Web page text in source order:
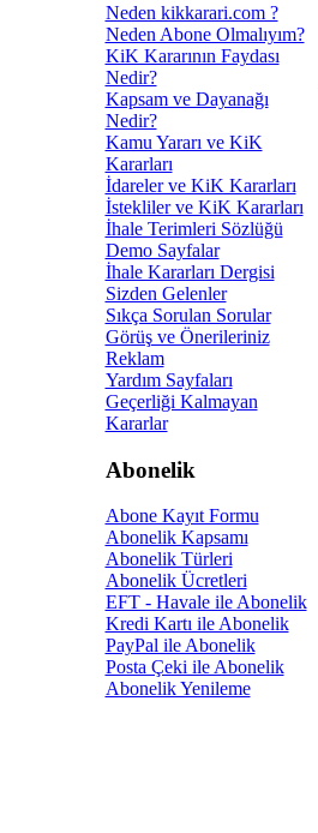
Neden kikkarari.com ?
Neden Abone Olmalıyım?
KiK Kararının Faydası
Nedir?
Kapsam ve Dayanağı
Nedir?
Kamu Yararı ve KiK
Kararları
İdareler ve KiK Kararları
İstekliler ve KiK Kararları
İhale Terimleri Sözlüğü
Demo Sayfalar
İhale Kararları Dergisi
Sizden Gelenler
Sıkça Sorulan Sorular
Görüş ve Önerileriniz
Reklam
Yardım Sayfaları
Geçerliği Kalmayan
Kararlar
Abonelik
Abone Kayıt Formu
Abonelik Kapsamı
Abonelik Türleri
Abonelik Ücretleri
EFT - Havale ile Abonelik
Kredi Kartı ile Abonelik
PayPal ile Abonelik
Posta Çeki ile Abonelik
Abonelik Yenileme